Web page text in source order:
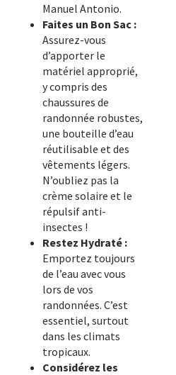
Manuel Antonio.
Faites un Bon Sac :
Assurez-vous
d’apporter le
matériel approprié,
y compris des
chaussures de
randonnée robustes,
une bouteille d’eau
réutilisable et des
vêtements légers.
N’oubliez pas la
crème solaire et le
répulsif anti-
insectes !
Restez Hydraté :
Emportez toujours
de l’eau avec vous
lors de vos
randonnées. C’est
essentiel, surtout
dans les climats
tropicaux.
Considérez les